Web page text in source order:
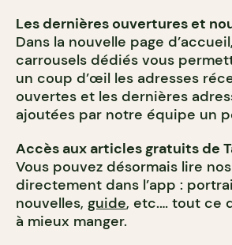
Les dernières ouvertures et
Dans la nouvelle page
carrousels dédiés vous
un coup d’œil les adresses
ouvertes et les dernières
ajoutées par notre équipe un
Accès aux articles gratuits de
Vous pouvez désormais lire
directement dans l’app :
nouvelles, guide, etc.… tout ce
à mieux manger.